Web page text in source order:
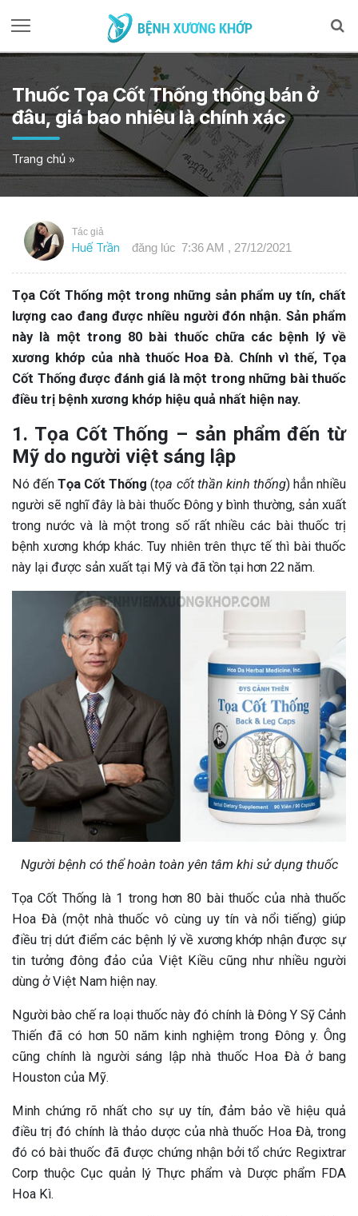
Thuốc Tọa Cốt Thống thống bán ở
đâu, giá bao nhiêu là chính xác
Trang chủ »
Tác giả
Huế Trần đăng lúc 7:36 AM , 27/12/2021
Tọa Cốt Thống một trong những sản phẩm uy tín, chất
lượng cao đang được nhiều người đón nhận. Sản phẩm
này là một trong 80 bài thuốc chữa các bệnh lý về
xương khớp của nhà thuốc Hoa Đà. Chính vì thế, Tọa
Cốt Thống được đánh giá là một trong những bài thuốc
điều trị bệnh xương khớp hiệu quả nhất hiện nay.
1. Tọa Cốt Thống – sản phẩm đến từ
Mỹ do người việt sáng lập
Nó đếnTọa Cốt Thống (tọa cốt thần kinh thống) hẳn nhiều
người sẽ nghĩ đây là bài thuốc Đông y bình thường, sản xuất
trong nước và là một trong số rất nhiều các bài thuốc trị
bệnh xương khớp khác. Tuy nhiên trên thực tế thì bài thuốc
này lại được sản xuất tại Mỹ và đã tồn tại hơn 22 năm.
Người bệnh có thể hoàn toàn yên tâm khi sử dụng thuốc
Tọa Cốt Thống là 1 trong hơn 80 bài thuốc của nhà thuốc
Hoa Đà (một nhà thuốc vô cùng uy tín và nổi tiếng) giúp
điều trị dứt điểm các bệnh lý về xương khớp nhận được sự
tin tưởng đông đảo của Việt Kiều cũng như nhiều người
dùng ở Việt Nam hiện nay.
Người bào chế ra loại thuốc này đó chính là Đông Y Sỹ Cảnh
Thiến đã có hơn 50 năm kinh nghiệm trong Đông y. Ông
cũng chính là người sáng lập nhà thuốc Hoa Đà ở bang
Houston của Mỹ.
Minh chứng rõ nhất cho sự uy tín, đảm bảo về hiệu quả
điều trị đó chính là thảo dược của nhà thuốc Hoa Đà, trong
đó có bài thuốc đã được chứng nhận bởi tổ chức Regixtrar
Corp thuộc Cục quản lý Thực phẩm và Dược phẩm FDA
Hoa Kì.